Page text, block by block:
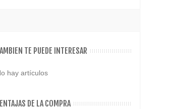
TE PUEDE INTERESAR
hay artículos
DE LA COMPRA